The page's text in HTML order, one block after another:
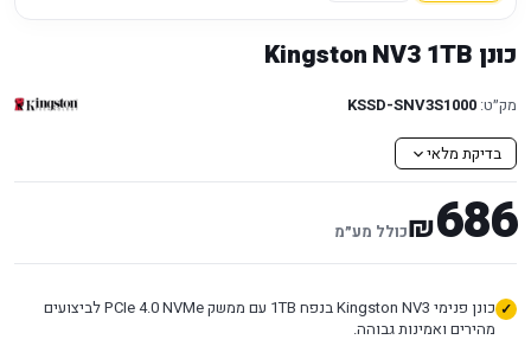
כונן Kingston NV3 1TB
מק״ט: KSSD-SNV3S1000
בדיקת מלאי
686
₪כולל מע״מ
כונן פנימי Kingston NV3 בנפח 1TB עם ממשק PCIe 4.0 NVMe לביצועים
מהירים ואמינות גבוהה.